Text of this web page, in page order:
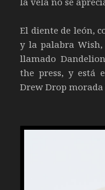
El diente de león,
y la palabra
llamado
the press, y está
Drew Drop